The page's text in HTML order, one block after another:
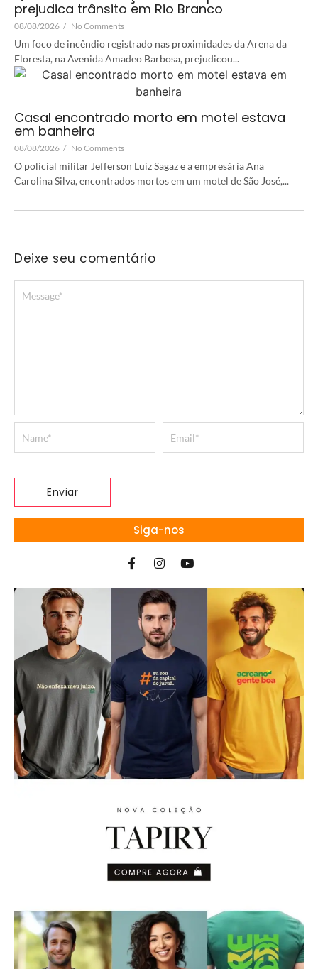
prejudica trânsito em Rio Branco
08/08/2026 / No Comments
Um foco de incêndio registrado nas proximidades da Arena da
Floresta, na Avenida Amadeo Barbosa, prejudicou...
Casal encontrado morto em motel estava
em banheira
08/08/2026 / No Comments
O policial militar Jefferson Luiz Sagaz e a empresária Ana
Carolina Silva, encontrados mortos em um motel de São José,...
Deixe seu comentário
Siga-nos